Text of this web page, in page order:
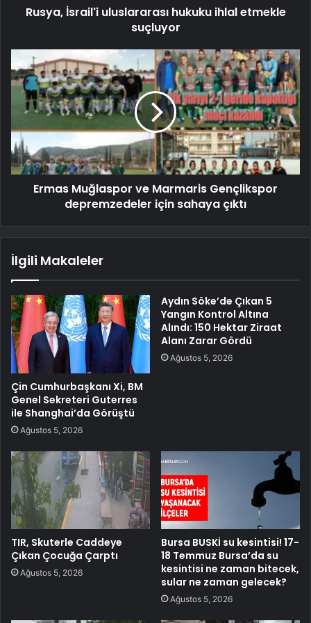
Rusya, İsrail'i uluslararası hukuku ihlal etmekle
suçluyor
Ermas Muğlaspor ve Marmaris Gençlikspor
depremzedeler için sahaya çıktı
İlgili Makaleler
Çin Cumhurbaşkanı Xi, BM
Genel Sekreteri Guterres
ile Shanghai’da Görüştü
Ağustos 5, 2026
Aydın Söke’de Çıkan 5
Yangın Kontrol Altına
Alındı: 150 Hektar Ziraat
Alanı Zarar Gördü
Ağustos 5, 2026
TIR, Skuterle Caddeye
Çıkan Çocuğa Çarptı
Ağustos 5, 2026
Bursa BUSKİ su kesintisi! 17-
18 Temmuz Bursa’da su
kesintisi ne zaman bitecek,
sular ne zaman gelecek?
Ağustos 5, 2026